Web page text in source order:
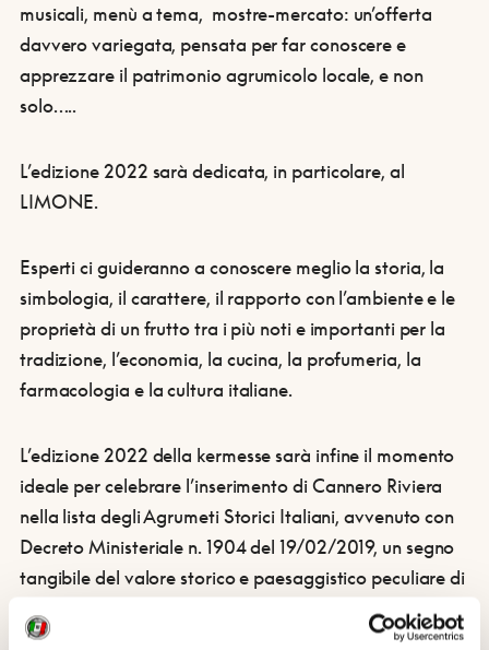
musicali, menù a tema, mostre-mercato: un’offerta
davvero variegata, pensata per far conoscere e
apprezzare il patrimonio agrumicolo locale, e non
solo…..
L’edizione 2022 sarà dedicata, in particolare, al
LIMONE.
Esperti ci guideranno a conoscere meglio la storia, la
simbologia, il carattere, il rapporto con l’ambiente e le
proprietà di un frutto tra i più noti e importanti per la
tradizione, l’economia, la cucina, la profumeria, la
farmacologia e la cultura italiane.
L’edizione 2022 della kermesse sarà infine il momento
ideale per celebrare l’inserimento di Cannero Riviera
nella lista degli Agrumeti Storici Italiani, avvenuto con
Decreto Ministeriale n. 1904 del 19/02/2019, un segno
tangibile del valore storico e paesaggistico peculiare di